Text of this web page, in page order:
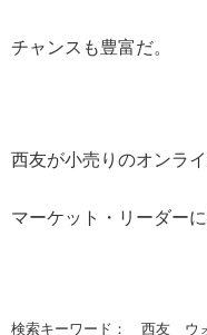
チャンスも豊富だ。
西友が小売りのオンライ
マーケット・リーダー
検索キーワード： 西友 ウ